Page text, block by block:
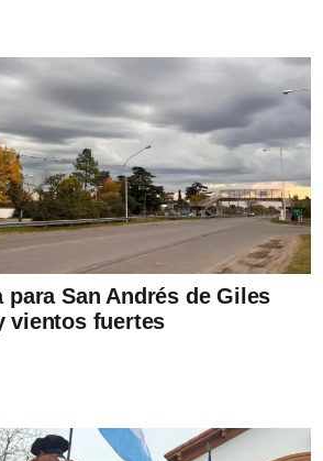
San Andrés de Giles
vientos fuertes